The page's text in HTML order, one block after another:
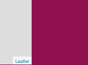
Leaflet